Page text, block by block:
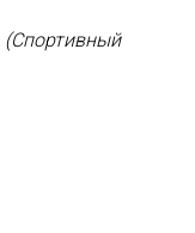
(Спортивный